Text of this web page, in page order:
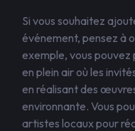
Si vous souhaitez
événement, pensez à
exemple, vous pouvez
en plein air où les
en réalisant des
environnante. Vous
artistes locaux pour